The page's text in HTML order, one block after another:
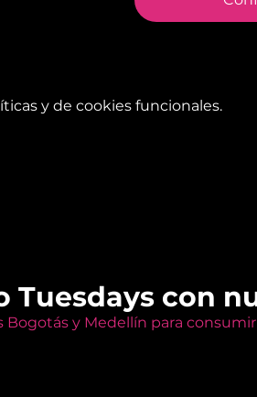
y de cookies funcionales.
Tuesdays con
Bogotás y Medellín para